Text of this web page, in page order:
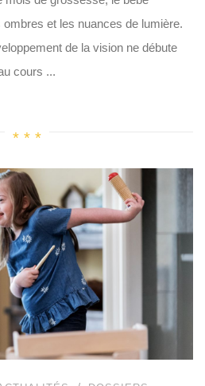
et les nuances de lumière.
de la vision ne débute
cours ...